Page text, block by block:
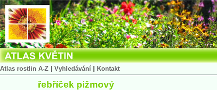
Atlas rostlin A-Z Vyhledávání Kontakt
řebříček pižmový